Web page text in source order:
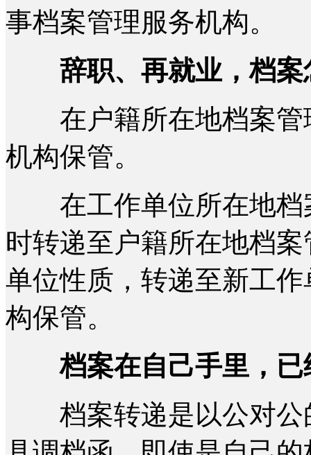
事档案管理服务机构。
辞职、再就业，档
在户籍所在地档案管
机构保管。
在工作单位所在地档
时转递至户籍所在地档
单位性质，转递至新工
构保管。
档案在自己手里，
档案转递是以公对公